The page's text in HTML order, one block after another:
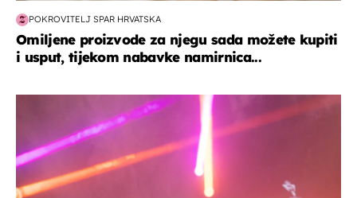
POKROVITELJ SPAR HRVATSKA
Omiljene proizvode za njegu sada možete kupiti
i usput, tijekom nabavke namirnica...